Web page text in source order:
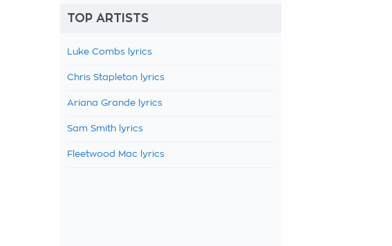
TOP ARTISTS
Luke Combs lyrics
Chris Stapleton lyrics
Ariana Grande lyrics
Sam Smith lyrics
Fleetwood Mac lyrics